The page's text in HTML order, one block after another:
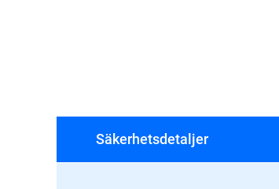
Säkerhetsdetaljer